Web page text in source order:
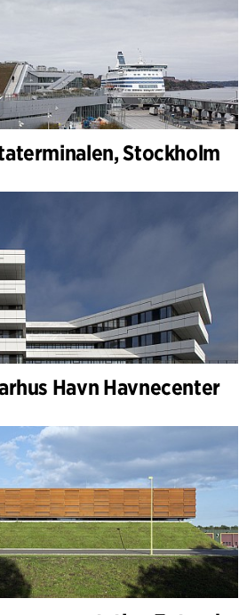
Stockholm
Havn Havnecenter